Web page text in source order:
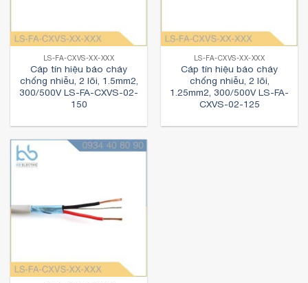
LS-FA-CXVS-XX-XXX
Cáp tín hiệu báo cháy
chống nhiễu, 2 lõi, 1.5mm2,
300/500V LS-FA-CXVS-02-
150
LS-FA-CXVS-XX-XXX
Cáp tín hiệu báo cháy
chống nhiễu, 2 lõi,
1.25mm2, 300/500V LS-FA-
CXVS-02-125